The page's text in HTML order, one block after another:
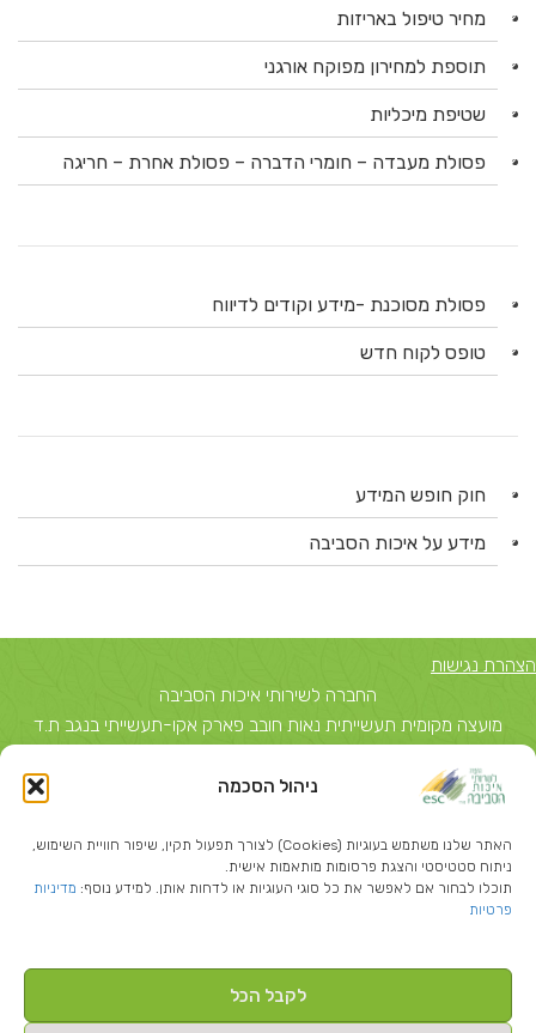
ניהול הסכמה
האתר שלנו משתמש בעוגיות (Cookies) לצורך תפעול תקין, שיפור חוויית השימוש,
ניתוח סטטיסטי והצגת פרסומות מותאמות אישית.
תוכלו לבחור אם לאפשר את כל סוגי העוגיות או לדחות אותן. למידע נוסף: מדיניות
פרטיות
לקבל הכל
מחיר טיפול באריזות
תוספת למחירון מפוקח אורגני
שטיפת מיכליות
פסולת מעבדה – חומרי הדברה – פסולת אחרת – חריגה
פסולת מסוכנת -מידע וקודים לדיווח
טופס לקוח חדש
חוק חופש המידע
מידע על איכות הסביבה
הצהרת נגישות
החברה לשירותי איכות הסביבה
מועצה מקומית תעשייתית נאות חובב פארק אקו-תעשייתי בנגב ת.ד
יצחק שדה 40, תל אביב ת.ד 51631 תל אביב 67212 טל: 03-
5374850
info@escil.co.il
-בניית אתרי וורדפרס